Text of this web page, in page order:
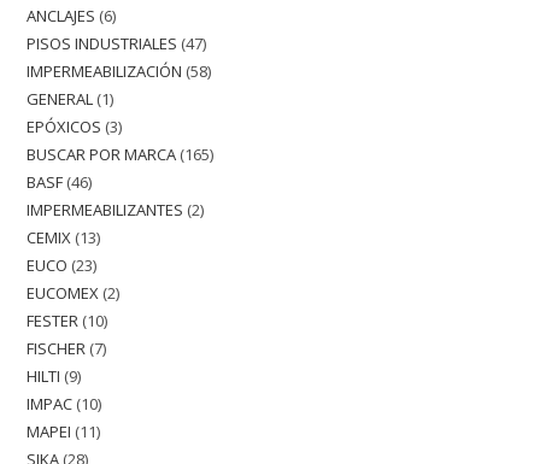
ANCLAJES 6
PISOS INDUSTRIALES 47
IMPERMEABILIZACIÓN 58
GENERAL 1
EPÓXICOS 3
BUSCAR POR MARCA 165
BASF 46
IMPERMEABILIZANTES 2
CEMIX 13
EUCO 23
EUCOMEX 2
FESTER 10
FISCHER 7
HILTI 9
IMPAC 10
MAPEI 11
SIKA 28